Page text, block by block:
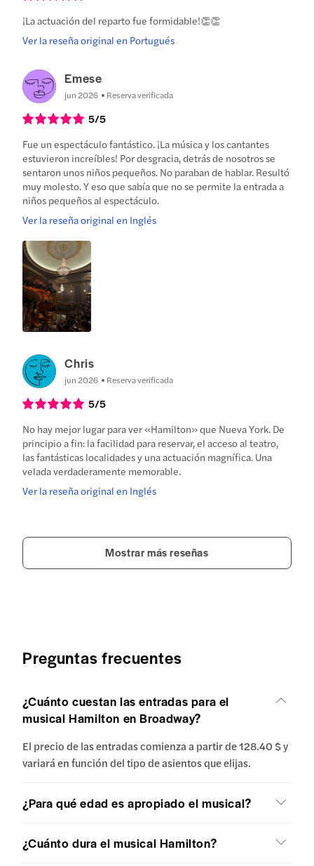
¡La actuación del reparto fue formidable!👏👏
Ver la reseña original en Portugués
Emese
jun 2026 Reserva verificada
5/5
Fue un espectáculo fantástico. ¡La música y los cantantes
estuvieron increíbles! Por desgracia, detrás de nosotros se
sentaron unos niños pequeños. No paraban de hablar. Resultó
muy molesto. Y eso que sabía que no se permite la entrada a
niños pequeños al espectáculo.
Ver la reseña original en Inglés
Chris
jun 2026 Reserva verificada
5/5
No hay mejor lugar para ver «Hamilton» que Nueva York. De
principio a fin: la facilidad para reservar, el acceso al teatro,
las fantásticas localidades y una actuación magnífica. Una
velada verdaderamente memorable.
Ver la reseña original en Inglés
Mostrar más reseñas
Preguntas frecuentes
¿Cuánto cuestan las entradas para el
musical Hamilton en Broadway?
El precio de las entradas comienza a partir de 128.40 $ y
variará en función del tipo de asientos que elijas.
¿Para qué edad es apropiado el musical?
¿Cuánto dura el musical Hamilton?